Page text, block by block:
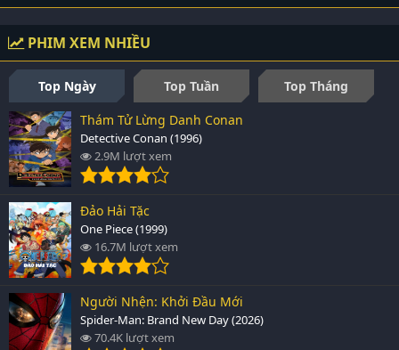
PHIM XEM NHIỀU
Top Ngày Top Tuần
Top Tháng
Thám Tử Lừng Danh Conan
Detective Conan (1996)
2.9M lượt xem
Đảo Hải Tặc
One Piece (1999)
16.7M lượt xem
Người Nhện: Khởi Đầu Mới
Spider-Man: Brand New Day (2026)
70.4K lượt xem